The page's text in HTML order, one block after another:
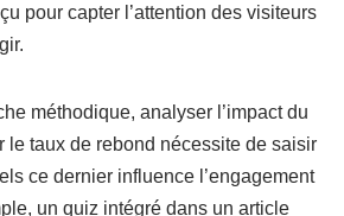
pour capter l’attention des visiteurs
méthodique, analyser l’impact du
le taux de rebond nécessite de saisir
ce dernier influence l’engagement
un quiz intégré dans un article